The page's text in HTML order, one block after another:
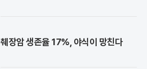
췌장암 생존율 17%, 야식이 망친다